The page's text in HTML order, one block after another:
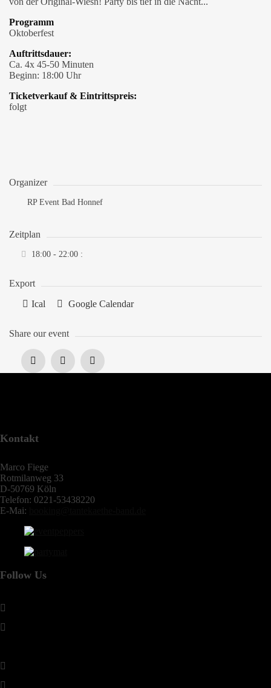
Programm
Oktoberfest
Auftrittsdauer:
Ca. 4x 45-50 Minuten
Beginn: 18:00 Uhr
Ticketverkauf & Eintrittspreis:
folgt
Organizer
RP Event Bad Honnef
Zeitplan
18:00 - 22:00 :
Export
Ical
Google Calendar
Share our event
Kontakt
Marco Fiege
Rotmilanweg 33
D-50769 Köln
Telefon: 0221-53438220
E-Mai:
Follow Us